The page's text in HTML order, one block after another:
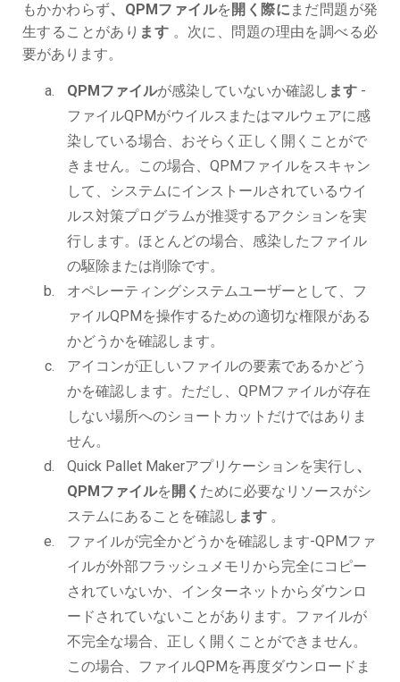
もかかわらず、QPMファイルを 開く際に まだ問題が発
生することがあり ます 。次に、問題の理由を調べる必
要があります。
QPMファイルが感染していないか確認し ます -
ファイルQPMがウイルスまたはマルウェアに感
染している場合、おそらく正しく開くことがで
きません。この場合、QPMファイルをスキャン
して、システムにインストールされているウイ
ルス対策プログラムが推奨するアクションを実
行します。ほとんどの場合、感染したファイル
の駆除または削除です。
オペレーティングシステムユーザーとして、フ
ァイルQPMを操作するための適切な権限がある
かどうかを確認します。
アイコンが正しいファイルの要素であるかどう
かを確認します。ただし、QPMファイルが存在
しない場所へのショートカットだけではありま
せん。
Quick Pallet Makerアプリケーションを実行し、
QPMファイルを 開く ために必要なリソースがシ
ステムにあることを確認し ます 。
ファイルが完全かどうかを確認します-QPMファ
イルが外部フラッシュメモリから完全にコピー
されていないか、インターネットからダウンロ
ードされていないことがあります。ファイルが
不完全な場合、正しく開くことができません。
この場合、ファイルQPMを再度ダウンロードま